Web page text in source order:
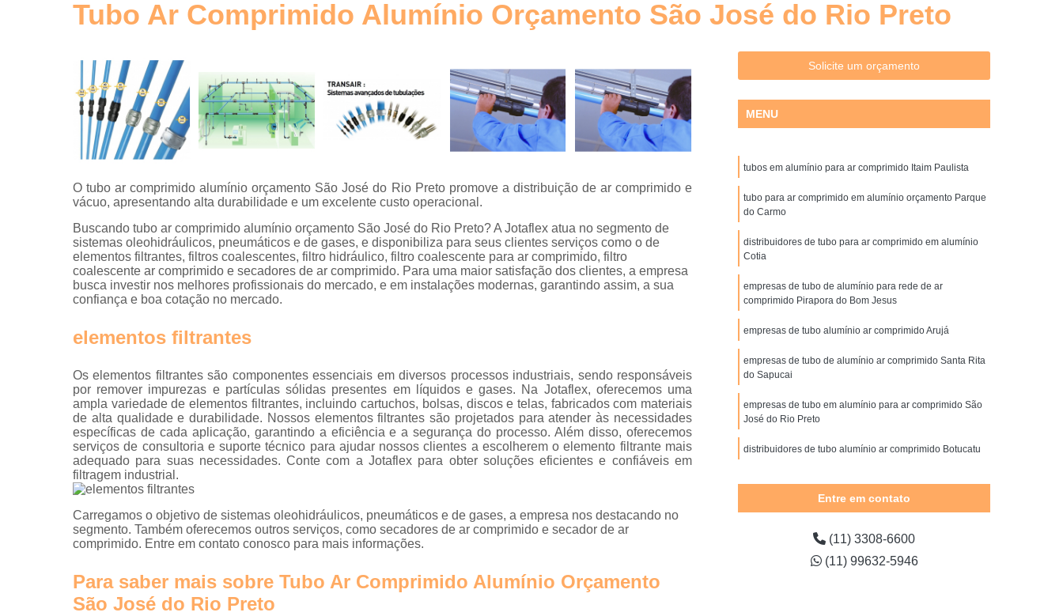
de ar
comprimido
comprimido
Tubulações
em alumínio
Elemento Filtrante Plissado
Distribuidores de Filtros Hidráulicos
Filtro Hidráulico de Sucção
Filtro Hidráulico Parker
Filtro Hidráulico Retorno
Filtros Hidráulicos Distribuidores
Filtros Hidráulicos Industriais
Elemento para Filtro Coalescente
Filtro Coalescente de Ar Comprimido
Filtro Coalescente Domnick Hunter
Filtro Coalescente para Ar Comprimido
Filtro Coalescente Parker
Filtro de Ar Coalescente
Gerador de Nitrogênio com Membrana
Gerador de Nitrogênio de Indústrias
Gerador de Nitrogênio Industrial
Gerador de Nitrogênio para Indústrias
Gerador de Nitrogênio Parker
Esquema de Rede de Ar Comprimido
Instalação Rede de Ar Comprimido
Rede Ar Comprimido
Rede de Ar Comprimido Alumínio
Rede de Ar Comprimido Hospitalar
Rede de Ar Comprimido Industrial
Rede de Distribuição de Ar Comprimido
Secador de Ar Comprimido
Secador de Ar Comprimido Adsorção
Secador de Linha de Ar Comprimido
Secador do Ar Comprimido
Tubo Ar Comprimido Alumínio Orçamento São José do Rio Preto
O tubo ar comprimido alumínio orçamento São José do Rio Preto promove a distribuição de ar comprimido e
vácuo, apresentando alta durabilidade e um excelente custo operacional.
Buscando tubo ar comprimido alumínio orçamento São José do Rio Preto? A Jotaflex atua no segmento de
sistemas oleohidráulicos, pneumáticos e de gases, e disponibiliza para seus clientes serviços como o de
elementos filtrantes, filtros coalescentes, filtro hidráulico, filtro coalescente para ar comprimido, filtro
coalescente ar comprimido e secadores de ar comprimido. Para uma maior satisfação dos clientes, a empresa
busca investir nos melhores profissionais do mercado, e em instalações modernas, garantindo assim, a sua
confiança e boa cotação no mercado.
elementos filtrantes
Os elementos filtrantes são componentes essenciais em diversos processos industriais, sendo responsáveis
por remover impurezas e partículas sólidas presentes em líquidos e gases. Na Jotaflex, oferecemos uma
ampla variedade de elementos filtrantes, incluindo cartuchos, bolsas, discos e telas, fabricados com materiais
de alta qualidade e durabilidade. Nossos elementos filtrantes são projetados para atender às necessidades
específicas de cada aplicação, garantindo a eficiência e a segurança do processo. Além disso, oferecemos
serviços de consultoria e suporte técnico para ajudar nossos clientes a escolherem o elemento filtrante mais
adequado para suas necessidades. Conte com a Jotaflex para obter soluções eficientes e confiáveis em
filtragem industrial.
Carregamos o objetivo de sistemas oleohidráulicos, pneumáticos e de gases, a empresa nos destacando no
segmento. Também oferecemos outros serviços, como secadores de ar comprimido e secador de ar
comprimido. Entre em contato conosco para mais informações.
Para saber mais sobre Tubo Ar Comprimido Alumínio Orçamento
São José do Rio Preto
Solicite um orçamento
MENU
tubos em alumínio para ar comprimido Itaim Paulista
tubo para ar comprimido em alumínio orçamento Parque
do Carmo
distribuidores de tubo para ar comprimido em alumínio
Cotia
empresas de tubo de alumínio para rede de ar
comprimido Pirapora do Bom Jesus
empresas de tubo alumínio ar comprimido Arujá
empresas de tubo de alumínio ar comprimido Santa Rita
do Sapucai
empresas de tubo em alumínio para ar comprimido São
José do Rio Preto
distribuidores de tubo alumínio ar comprimido Botucatu
Entre em contato
(11) 3308-6600
(11) 99632-5946